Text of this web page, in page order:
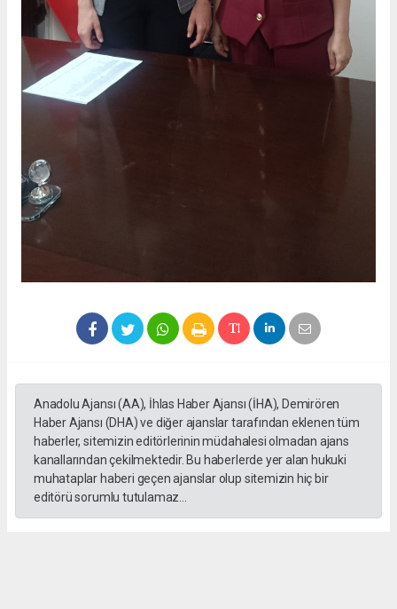
Anadolu Ajansı (AA), İhlas Haber Ajansı (İHA), Demirören
Haber Ajansı (DHA) ve diğer ajanslar tarafından eklenen tüm
haberler, sitemizin editörlerinin müdahalesi olmadan ajans
kanallarından çekilmektedir. Bu haberlerde yer alan hukuki
muhataplar haberi geçen ajanslar olup sitemizin hiç bir
editörü sorumlu tutulamaz...